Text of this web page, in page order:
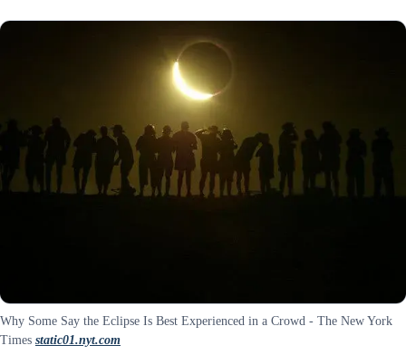
Why Some Say the Eclipse Is Best Experienced in a Crowd - The New York
Times static01.nyt.com